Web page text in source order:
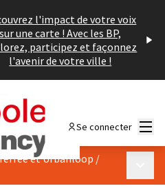
l'impact de votre voix
sur une carte ! Avec les BP,
participez et façonnez
l'avenir de votre ville !
Se connecter
et Urbanloop /